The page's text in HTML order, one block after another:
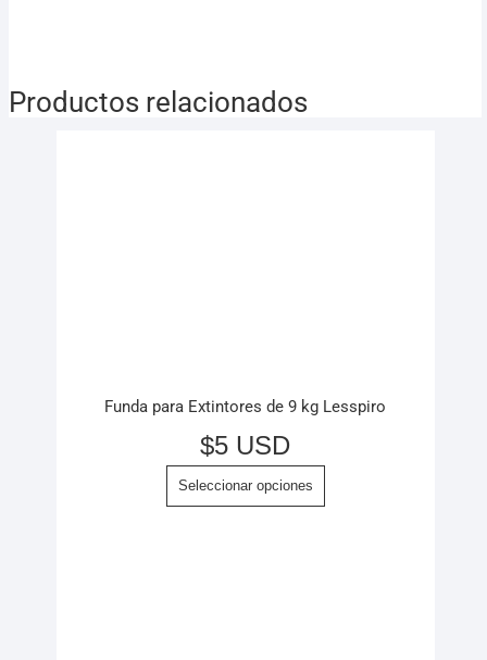
Productos relacionados
Funda para Extintores de 9 kg Lesspiro
$5 USD
Seleccionar opciones